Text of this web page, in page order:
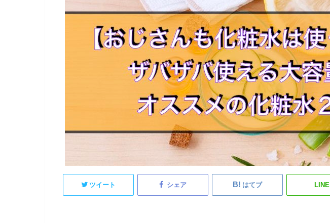
ツイート シェア はてブ LINE